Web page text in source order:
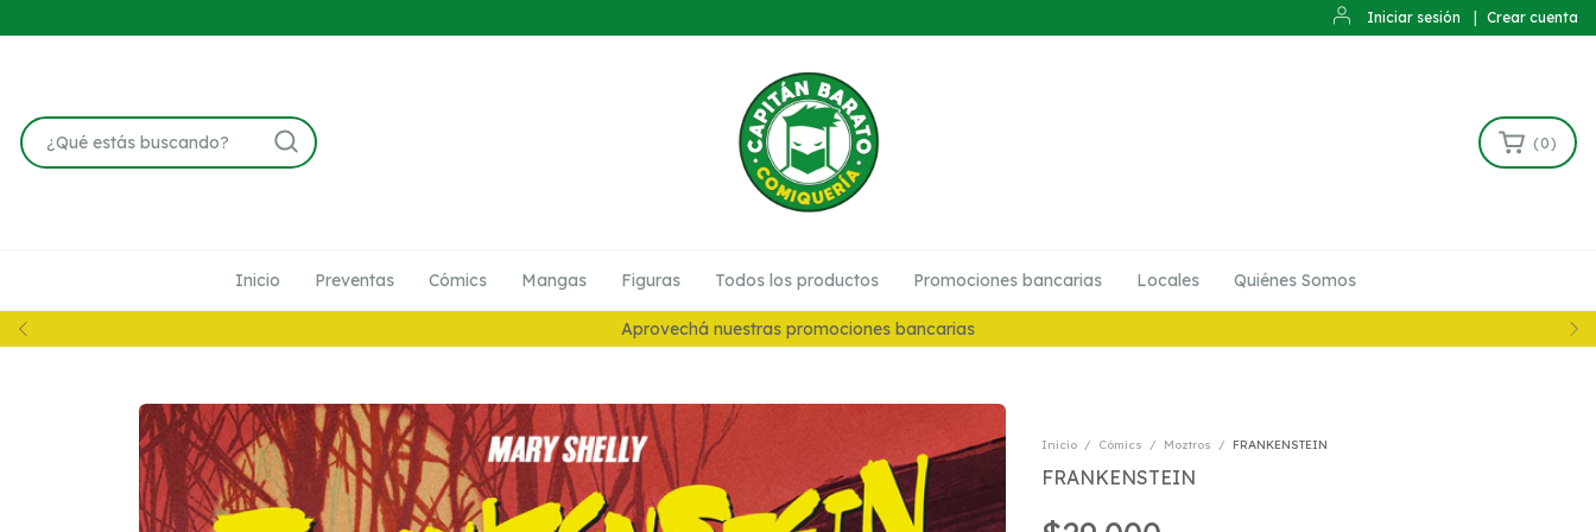
Iniciar sesión Crear cuenta
10% en Preventas
(0)
Inicio Preventas Cómics Mangas Figuras Todos los productos Promociones bancarias Locales Quiénes Somos
Inicio / Cómics / Moztros / FRANKENSTEIN
FRANKENSTEIN